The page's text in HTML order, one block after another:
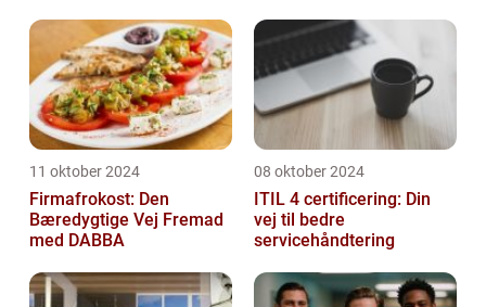
11 oktober 2024
Firmafrokost: Den
Bæredygtige Vej Fremad
med DABBA
08 oktober 2024
ITIL 4 certificering: Din
vej til bedre
servicehåndtering